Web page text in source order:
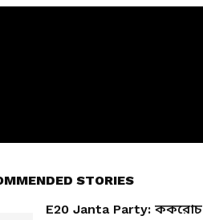
STORIES
E20 Janta Party: ককরোচ